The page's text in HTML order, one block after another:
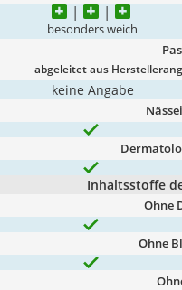
besonders weich
abgeleitet aus
keine Angabe
Inhaltsstoffe
Ohne
Ohne